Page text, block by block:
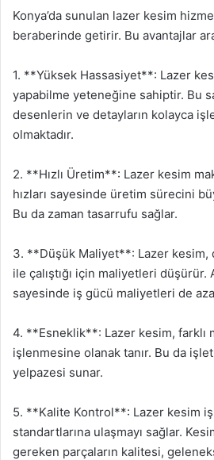
Konya’da sunulan lazer kesim
beraberinde getirir. Bu avantajlar
1. **Yüksek Hassasiyet**: Lazer
yapabilme yeteneğine sahiptir. Bu
desenlerin ve detayların kolayca
olmaktadır.
2. **Hızlı Üretim**: Lazer kesim
hızları sayesinde üretim sürecini
Bu da zaman tasarrufu sağlar.
3. **Düşük Maliyet**: Lazer kesim,
ile çalıştığı için maliyetleri düşürür.
sayesinde iş gücü maliyetleri de
4. **Esneklik**: Lazer kesim, farklı
işlenmesine olanak tanır. Bu da
yelpazesi sunar.
5. **Kalite Kontrol**: Lazer kesim
standartlarına ulaşmayı sağlar.
gereken parçaların kalitesi,